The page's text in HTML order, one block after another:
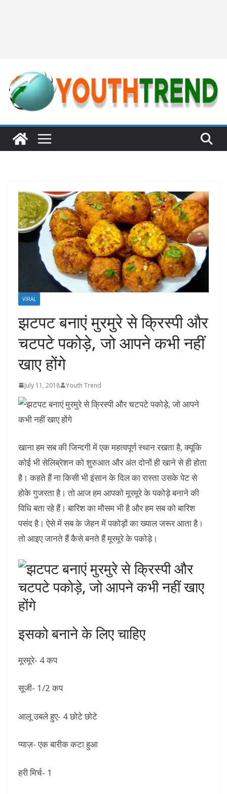
VIRAL
झटपट बनाएं मुरमुरे से क्रिस्‍पी और
चटपटे पकोड़े, जो आपने कभी नहीं
खाए होंगे
July 11, 2018 Youth Trend
खाना हम सब की जिन्दगी में एक महत्वपूर्ण स्थान रखता है, क्यूकि
कोई भी सेलिब्रेशन को शुरुआत और अंत दोनों ही खाने से ही होता
है। कहते हैं ना किसी भी इंसान के दिल का रास्ता उसके पेट से
होके गुजरता है। तो आज हम आपको मूरमूरे के पकोड़े बनाने की
विधि बता रहे हैं। बारिश का मौसम भी है और हम सब को बारिश
पसंद है। ऐसे में सब के जेहन में पकोड़ों का ख्याल जरूर आता है।
तो आइए जानते हैं कैसे बनते हैं मूरमूरे के पकोड़े।
इसको बनाने के लिए चाहिए
मूरमूरे- 4 कप
सूजी- 1/2 कप
आलू उबले हुए- 4 छोटे छोटे
प्याज़- एक बारीक कटा हुआ
हरी मिर्च- 1